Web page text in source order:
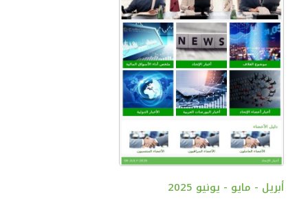
أبريل - مايو - يونيو 2025